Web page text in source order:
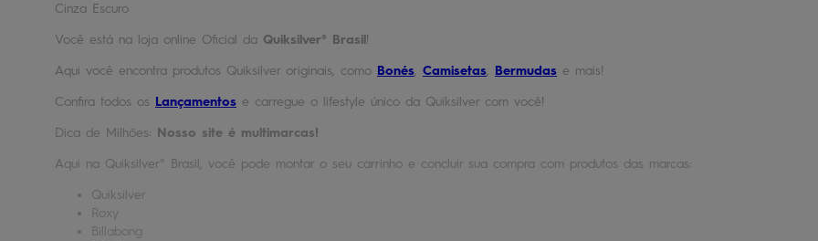
Cinza Escuro
Você está na loja online Oficial da Quiksilver® Brasil!
Aqui você encontra produtos Quiksilver originais, como Bonés, Camisetas, Bermudas e mais!
Confira todos os Lançamentos e carregue o lifestyle único da Quiksilver com você!
Dica de Milhões: Nosso site é multimarcas!
Aqui na Quiksilver® Brasil, você pode montar o seu carrinho e concluir sua compra com produtos das marcas:
Quiksilver
Roxy
Billabong